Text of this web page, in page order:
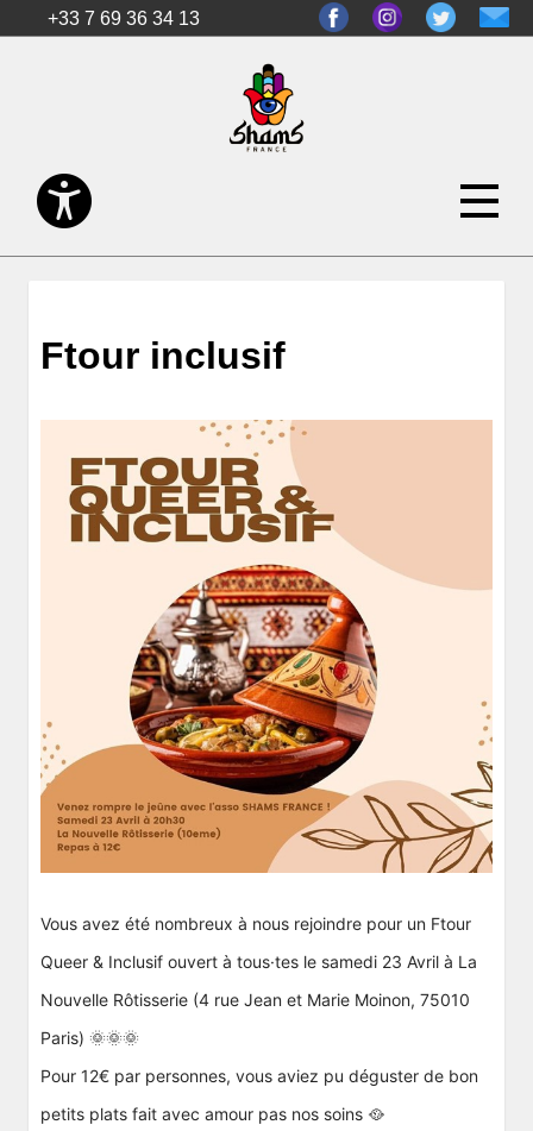
+33 7 69 36 34 13
Ftour inclusif
Vous avez été nombreux à nous rejoindre pour un Ftour
Queer & Inclusif ouvert à tous·tes le samedi 23 Avril à La
Nouvelle Rôtisserie (4 rue Jean et Marie Moinon, 75010
Paris) 🌞🌞🌞
Pour 12€ par personnes, vous aviez pu déguster de bon
petits plats fait avec amour pas nos soins 🥘